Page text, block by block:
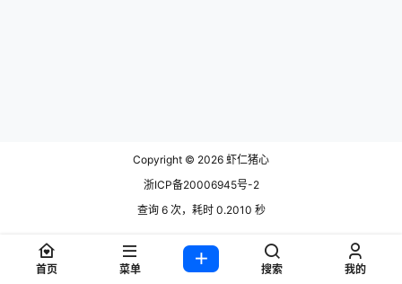
Copyright © 2026 虾仁猪心
浙ICP备20006945号-2
查询 6 次，耗时 0.2010 秒
首页 菜单 搜索 我的